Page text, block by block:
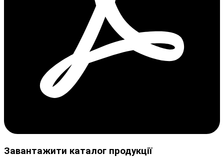
Завантажити каталог продукції